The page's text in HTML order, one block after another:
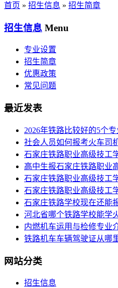
首页 » 招生信息 » 招生简章
招生信息 Menu
专业设置
招生简章
优惠政策
常见问题
最近发表
2026年铁路比较好的5个
社会人员如何报考火车司
石家庄铁路职业高级技工
高中生报石家庄铁路职业
石家庄铁路职业高级技工
石家庄铁路职业高级技工
石家庄铁路学校现在还能
河北省哪个铁路学校能学
内燃机车运用与检修专业
铁路机车车辆驾驶证从哪
网站分类
招生信息